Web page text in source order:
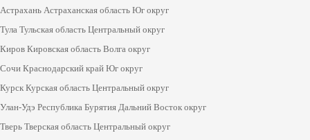
Астрахань Астраханская область Юг округ
Тула Тульская область Центральный округ
Киров Кировская область Волга округ
Сочи Краснодарский край Юг округ
Курск Курская область Центральный округ
Улан-Удэ Республика Бурятия Дальний Восток округ
Тверь Тверская область Центральный округ